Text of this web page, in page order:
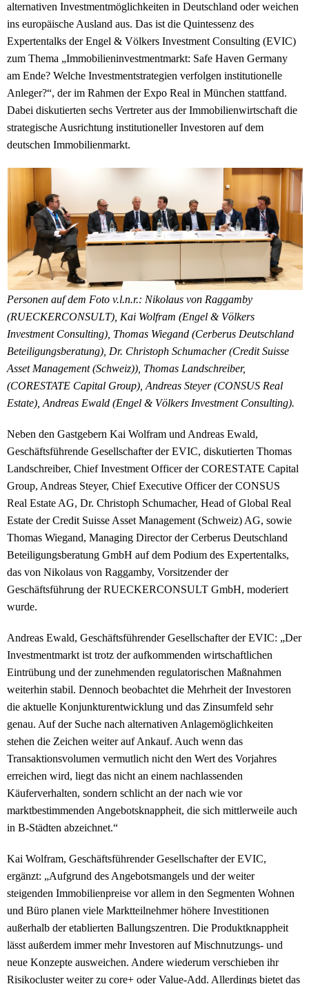
alternativen Investmentmöglichkeiten in Deutschland oder weichen
ins europäische Ausland aus. Das ist die Quintessenz des
Expertentalks der Engel & Völkers Investment Consulting (EVIC)
zum Thema „Immobilieninvestmentmarkt: Safe Haven Germany
am Ende? Welche Investmentstrategien verfolgen institutionelle
Anleger?“, der im Rahmen der Expo Real in München stattfand.
Dabei diskutierten sechs Vertreter aus der Immobilienwirtschaft die
strategische Ausrichtung institutioneller Investoren auf dem
deutschen Immobilienmarkt.
Personen auf dem Foto v.l.n.r.: Nikolaus von Raggamby
(RUECKERCONSULT), Kai Wolfram (Engel & Völkers
Investment Consulting), Thomas Wiegand (Cerberus Deutschland
Beteiligungsberatung), Dr. Christoph Schumacher (Credit Suisse
Asset Management (Schweiz)), Thomas Landschreiber,
(CORESTATE Capital Group), Andreas Steyer (CONSUS Real
Estate), Andreas Ewald (Engel & Völkers Investment Consulting).
Neben den Gastgebern Kai Wolfram und Andreas Ewald,
Geschäftsführende Gesellschafter der EVIC, diskutierten Thomas
Landschreiber, Chief Investment Officer der CORESTATE Capital
Group, Andreas Steyer, Chief Executive Officer der CONSUS
Real Estate AG, Dr. Christoph Schumacher, Head of Global Real
Estate der Credit Suisse Asset Management (Schweiz) AG, sowie
Thomas Wiegand, Managing Director der Cerberus Deutschland
Beteiligungsberatung GmbH auf dem Podium des Expertentalks,
das von Nikolaus von Raggamby, Vorsitzender der
Geschäftsführung der RUECKERCONSULT GmbH, moderiert
wurde.
Andreas Ewald, Geschäftsführender Gesellschafter der EVIC: „Der
Investmentmarkt ist trotz der aufkommenden wirtschaftlichen
Eintrübung und der zunehmenden regulatorischen Maßnahmen
weiterhin stabil. Dennoch beobachtet die Mehrheit der Investoren
die aktuelle Konjunkturentwicklung und das Zinsumfeld sehr
genau. Auf der Suche nach alternativen Anlagemöglichkeiten
stehen die Zeichen weiter auf Ankauf. Auch wenn das
Transaktionsvolumen vermutlich nicht den Wert des Vorjahres
erreichen wird, liegt das nicht an einem nachlassenden
Käuferverhalten, sondern schlicht an der nach wie vor
marktbestimmenden Angebotsknappheit, die sich mittlerweile auch
in B-Städten abzeichnet.“
Kai Wolfram, Geschäftsführender Gesellschafter der EVIC,
ergänzt: „Aufgrund des Angebotsmangels und der weiter
steigenden Immobilienpreise vor allem in den Segmenten Wohnen
und Büro planen viele Marktteilnehmer höhere Investitionen
außerhalb der etablierten Ballungszentren. Die Produktknappheit
lässt außerdem immer mehr Investoren auf Mischnutzungs- und
neue Konzepte ausweichen. Andere wiederum verschieben ihr
Risikocluster weiter zu core+ oder Value-Add. Allerdings bietet das